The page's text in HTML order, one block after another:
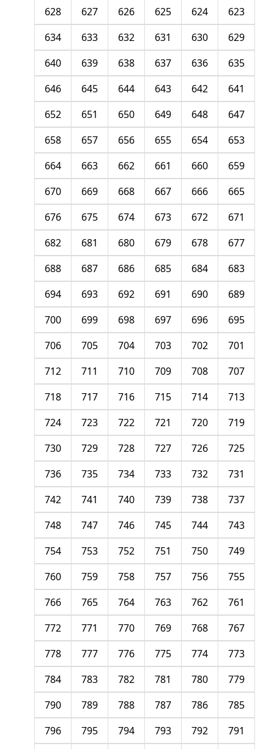
623
624
625
626
627
628
629
630
631
632
633
634
635
636
637
638
639
640
641
642
643
644
645
646
647
648
649
650
651
652
653
654
655
656
657
658
659
660
661
662
663
664
665
666
667
668
669
670
671
672
673
674
675
676
677
678
679
680
681
682
683
684
685
686
687
688
689
690
691
692
693
694
695
696
697
698
699
700
701
702
703
704
705
706
707
708
709
710
711
712
713
714
715
716
717
718
719
720
721
722
723
724
725
726
727
728
729
730
731
732
733
734
735
736
737
738
739
740
741
742
743
744
745
746
747
748
749
750
751
752
753
754
755
756
757
758
759
760
761
762
763
764
765
766
767
768
769
770
771
772
773
774
775
776
777
778
779
780
781
782
783
784
785
786
787
788
789
790
791
792
793
794
795
796